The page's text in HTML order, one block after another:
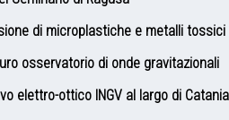
di microplastiche e metalli
osservatorio di onde gravitazionali
elettro-ottico INGV al largo di